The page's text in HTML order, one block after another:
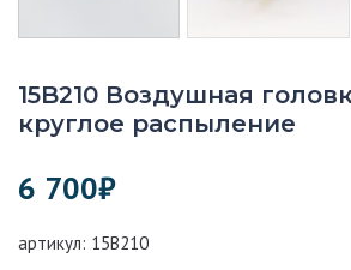
15B210 Воздушная
круглое распыление
6 700₽
артикул: 15B210